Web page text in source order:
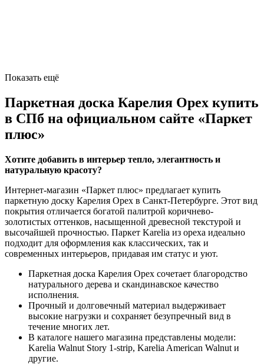
Показать ещё
Паркетная доска Карелия Орех купить
в СПб на официальном сайте «Паркет
плюс»
Хотите добавить в интерьер тепло, элегантность и
натуральную красоту?
Интернет-магазин «Паркет плюс» предлагает купить
паркетную доску Карелия Орех в Санкт-Петербурге. Этот вид
покрытия отличается богатой палитрой коричнево-
золотистых оттенков, насыщенной древесной текстурой и
высочайшей прочностью. Паркет Karelia из ореха идеально
подходит для оформления как классических, так и
современных интерьеров, придавая им статус и уют.
Паркетная доска Карелия Орех сочетает благородство
натурального дерева и скандинавское качество
исполнения.
Прочный и долговечный материал выдерживает
высокие нагрузки и сохраняет безупречный вид в
течение многих лет.
В каталоге нашего магазина представлены модели:
Karelia Walnut Story 1-strip, Karelia American Walnut и
другие.